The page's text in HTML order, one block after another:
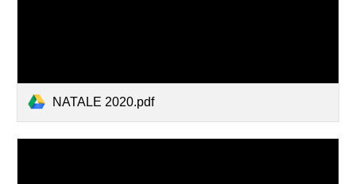
NATALE 2020.pdf